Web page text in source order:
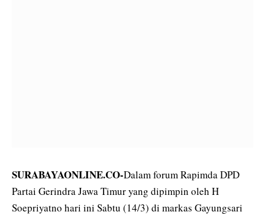
SURABAYAONLINE.CO-Dalam forum Rapimda DPD
Partai Gerindra Jawa Timur yang dipimpin oleh H
Soepriyatno hari ini Sabtu (14/3) di markas Gayungsari